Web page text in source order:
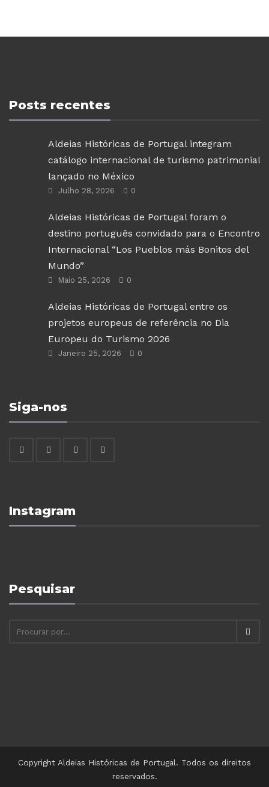
Posts recentes
Aldeias Históricas de Portugal integram
catálogo internacional de turismo patrimonial
lançado no México
Julho 28, 2026 0
Aldeias Históricas de Portugal foram o
destino português convidado para o Encontro
Internacional “Los Pueblos más Bonitos del
Mundo”
Maio 25, 2026 0
Aldeias Históricas de Portugal entre os
projetos europeus de referência no Dia
Europeu do Turismo 2026
Janeiro 25, 2026 0
Siga-nos
Instagram
Pesquisar
Copyright Aldeias Históricas de Portugal. Todos os direitos
reservados.